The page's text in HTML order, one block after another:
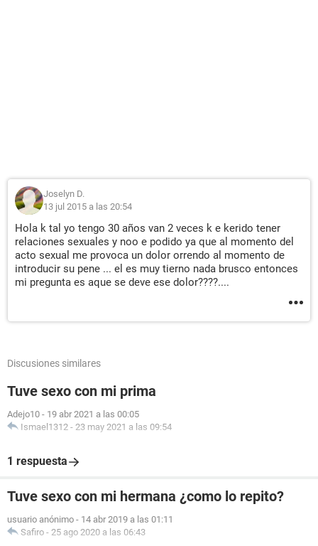
Joselyn D.
13 jul 2015 a las 20:54
Hola k tal yo tengo 30 años van 2 veces k e kerido tener
relaciones sexuales y noo e podido ya que al momento del
acto sexual me provoca un dolor orrendo al momento de
introducir su pene ... el es muy tierno nada brusco entonces
mi pregunta es aque se deve ese dolor????....
Discusiones similares
Tuve sexo con mi prima
Adejo10 - 19 abr 2021 a las 00:05
Ismael1312 - 23 may 2021 a las 09:54
1 respuesta
Tuve sexo con mi hermana ¿como lo repito?
usuario anónimo - 14 abr 2019 a las 01:11
Safiro - 25 ago 2020 a las 06:43